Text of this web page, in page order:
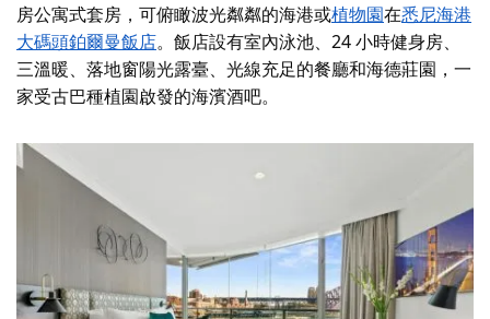
房公寓式套房，可俯瞰波光粼粼的海港或植物園在悉尼海港
大碼頭鉑爾曼飯店。飯店設有室內泳池、24 小時健身房、
三溫暖、落地窗陽光露臺、光線充足的餐廳和海德莊園 ，一
家受古巴種植園啟發的海濱酒吧。